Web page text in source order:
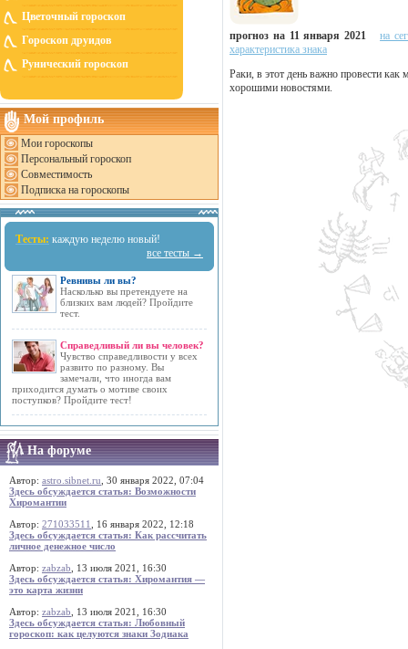
Цветочный гороскоп
Гороскоп друидов
Рунический гороскоп
Мой профиль
Мои гороскопы
Персональный гороскоп
Совместимость
Подписка на гороскопы
Тесты: каждую неделю новый!
все тесты →
Ревнивы ли вы?
Насколько вы претендуете на
близких вам людей? Пройдите
тест.
Справедливый ли вы человек?
Чувство справедливости у всех
развито по разному. Вы
замечали, что иногда вам
приходится думать о мотиве своих
поступков? Пройдите тест!
На форуме
Автор: astro.sibnet.ru , 30 января 2022, 07:04
Здесь обсуждается статья: Возможности
Хиромантии
Автор: 271033511
, 16 января 2022, 12:18
Здесь обсуждается статья: Как рассчитать
личное денежное число
Автор: zabzab , 13 июля 2021, 16:30
Здесь обсуждается статья: Хиромантия —
это карта жизни
Автор: zabzab , 13 июля 2021, 16:30
Здесь обсуждается статья: Любовный
гороскоп: как целуются знаки Зодиака
прогноз на 11 января 2021
на
характеристика знака
Раки, в этот день важно провести
хорошими новостями.